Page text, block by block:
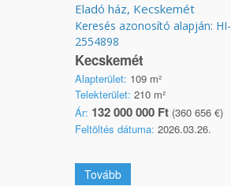
Eladó ház, Kecskemét
Keresés azonosító alapján: HI-
2554898
Kecskemét
Alapterület: 109 m²
Telekterület: 210 m²
Ár: 132 000 000 Ft(360 656 €)
Feltöltés dátuma: 2026.03.26.
Tovább